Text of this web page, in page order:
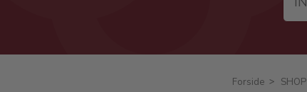
Forside SHOP